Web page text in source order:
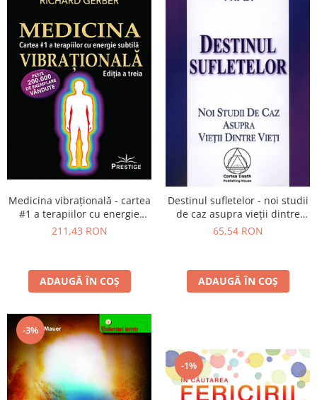
Medicina vibraţională - cartea
#1 a terapiilor cu energie
subtilă - ediţia a treia
211,43 RON
ADAUGĂ ÎN COȘ
Destinul sufletelor - noi studii
de caz asupra vieţii dintre
vieţi
65,54 RON
ADAUGĂ ÎN COȘ
-3%
-1%